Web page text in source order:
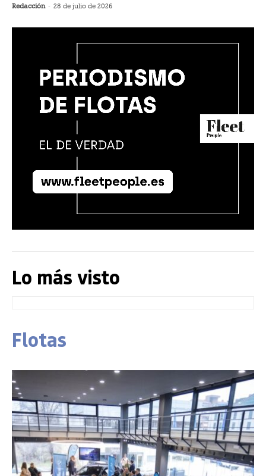
Redacción - 28 de julio de 2026
Lo más visto
Flotas